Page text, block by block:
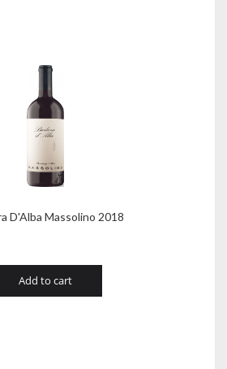
D'Alba Massolino 2018
Add to cart